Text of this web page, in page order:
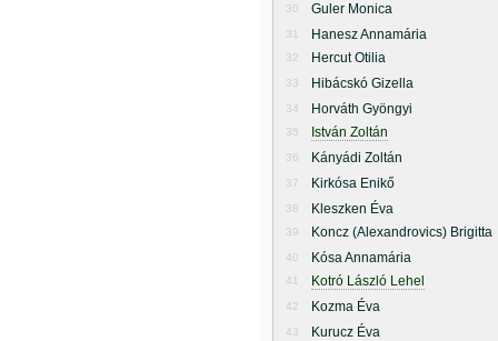
30 Guler Monica
31 Hanesz Annamária
32 Hercut Otilia
33 Hibácskó Gizella
34 Horváth Gyöngyi
35 István Zoltán
36 Kányádi Zoltán
37 Kirkósa Enikő
38 Kleszken Éva
39 Koncz (Alexandrovics) Brigitta
40 Kósa Annamária
41 Kotró László Lehel
42 Kozma Éva
43 Kurucz Éva